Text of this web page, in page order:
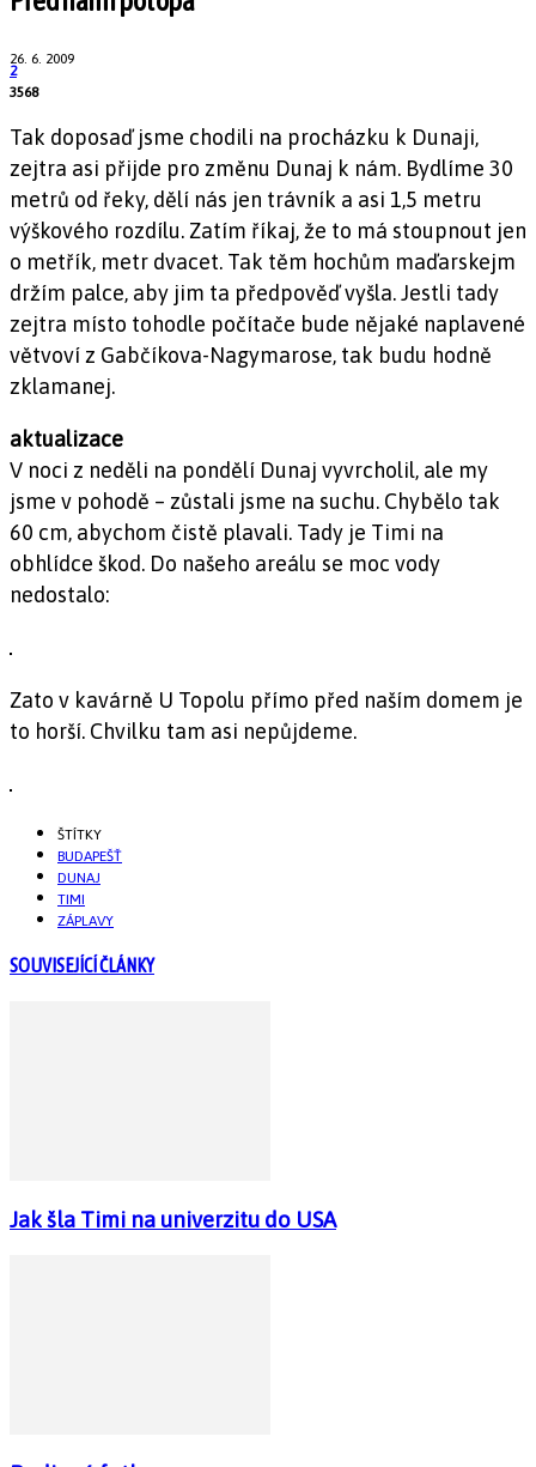
26. 6. 2009
2
3568
Tak doposaď jsme chodili na procházku k Dunaji,
zejtra asi přijde pro změnu Dunaj k nám. Bydlíme 30
metrů od řeky, dělí nás jen trávník a asi 1,5 metru
výškového rozdílu. Zatím říkaj, že to má stoupnout jen
o metřík, metr dvacet. Tak těm hochům maďarskejm
držím palce, aby jim ta předpověď vyšla. Jestli tady
zejtra místo tohodle počítače bude nějaké naplavené
větvoví z Gabčíkova-Nagymarose, tak budu hodně
zklamanej.
aktualizace
V noci z neděli na pondělí Dunaj vyvrcholil, ale my
jsme v pohodě – zůstali jsme na suchu. Chybělo tak
60 cm, abychom čistě plavali. Tady je Timi na
obhlídce škod. Do našeho areálu se moc vody
nedostalo:
Zato v kavárně U Topolu přímo před naším domem je
to horší. Chvilku tam asi nepůjdeme.
ŠTÍTKY
BUDAPEŠŤ
DUNAJ
TIMI
ZÁPLAVY
SOUVISEJÍCÍ ČLÁNKY
Jak šla Timi na univerzitu do USA